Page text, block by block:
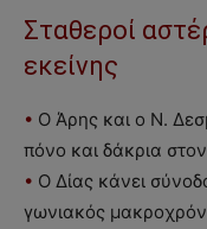
Σταθεροί
εκείνης
• Ο Άρης και ο Ν.
πόνο και δάκρια
• Ο Δίας κάνει
γωνιακός